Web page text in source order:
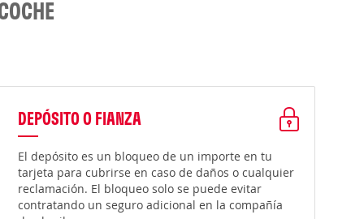
DEPÓSITO O FIANZA
El depósito es un bloqueo de un importe en tu
tarjeta para cubrirse en caso de daños o cualquier
reclamación. El bloqueo solo se puede evitar
contratando un seguro adicional en la compañía